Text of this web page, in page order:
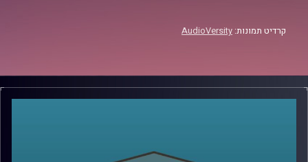
קרדיט תמונות: AudioVersity